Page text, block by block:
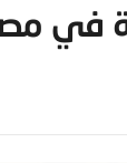
في